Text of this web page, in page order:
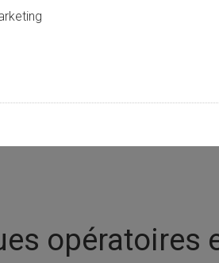
opératoires